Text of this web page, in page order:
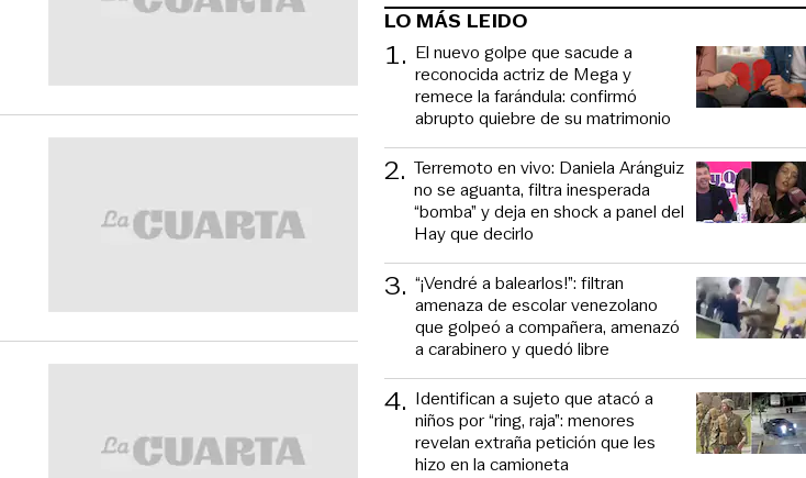
LO MÁS LEIDO
1. El nuevo golpe que sacude a
reconocida actriz de Mega y
remece la farándula: confirmó
abrupto quiebre de su matrimonio
2. Terremoto en vivo: Daniela Aránguiz
no se aguanta, filtra inesperada
“bomba” y deja en shock a panel del
Hay que decirlo
3. “¡Vendré a balearlos!”: filtran
amenaza de escolar venezolano
que golpeó a compañera, amenazó
a carabinero y quedó libre
4. Identifican a sujeto que atacó a
niños por “ring, raja”: menores
revelan extraña petición que les
hizo en la camioneta